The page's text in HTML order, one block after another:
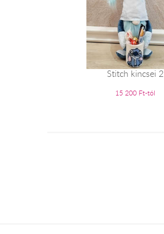
Stitch kincsei 2
15 200 Ft-tól